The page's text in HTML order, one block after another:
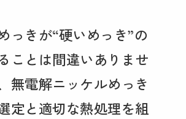
っきが“硬いめっき”の
ことは間違いありませ
無電解ニッケルめっき
定と適切な熱処理を組